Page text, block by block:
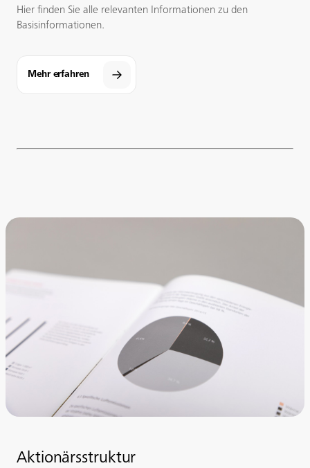
Hier finden Sie alle relevanten Informationen zu den
Basisinformationen.
Mehr erfahren
Aktionärsstruktur